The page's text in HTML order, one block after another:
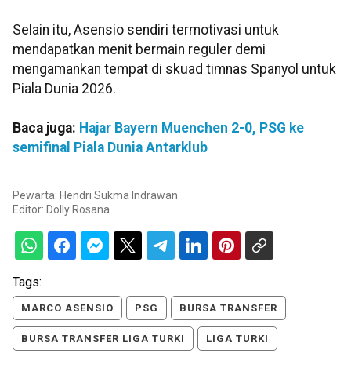
Selain itu, Asensio sendiri termotivasi untuk
mendapatkan menit bermain reguler demi
mengamankan tempat di skuad timnas Spanyol untuk
Piala Dunia 2026.
Baca juga: Hajar Bayern Muenchen 2-0, PSG ke
semifinal Piala Dunia Antarklub
Pewarta: Hendri Sukma Indrawan
Editor: Dolly Rosana
Tags:
MARCO ASENSIO PSG BURSA TRANSFER
BURSA TRANSFER LIGA TURKI LIGA TURKI